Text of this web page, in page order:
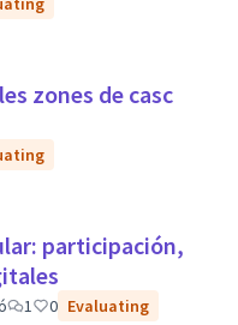
zones de casc
participación,
1 0 Evaluating